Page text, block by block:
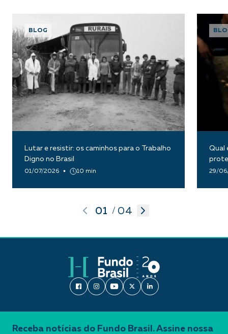
BLOG
Lutar e resistir: os caminhos para o Trabalho
Digno no Brasil
01/07/2026 10 min
Qual
29/
01 / 04
Receba notícias do Fundo Brasil. Assine nossa